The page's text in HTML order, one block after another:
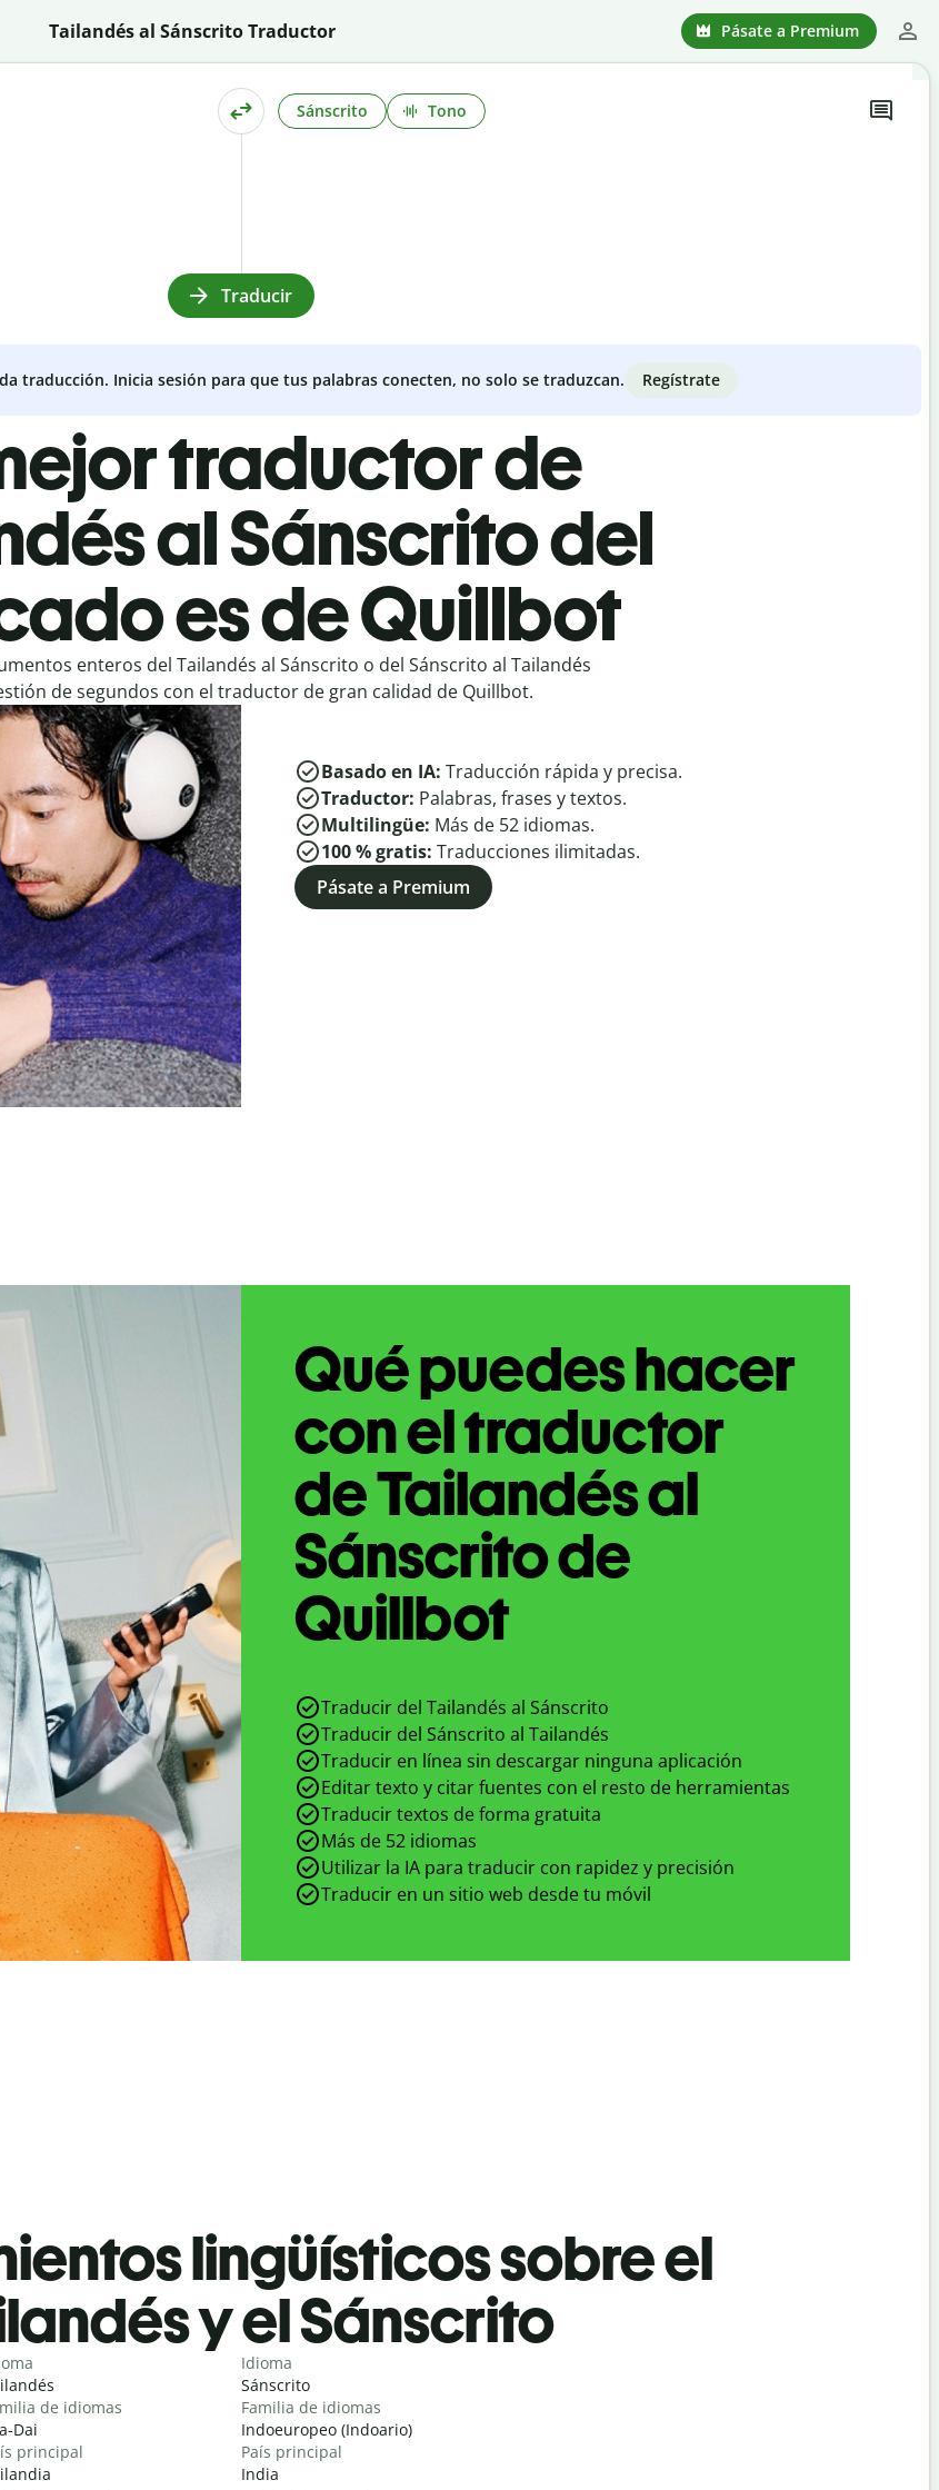
Tailandés al Sánscrito Traductor Pásate a Premium
Sánscrito Tono
Traducir
traducción. Inicia sesión para que tus palabras conecten, no solo se traduzcan. Regístrate
traductor de
al Sánscrito del
es de Quillbot
enteros del Tailandés al Sánscrito o del Sánscrito al Tailandés
de segundos con el traductor de gran calidad de Quillbot.
Basado en IA: Traducción rápida y precisa.
Traductor: Palabras, frases y textos.
Multilingüe: Más de 52 idiomas.
100 % gratis: Traducciones ilimitadas.
Pásate a Premium
Qué puedes hacer
con el traductor
de Tailandés al
Sánscrito de
Quillbot
Traducir del Tailandés al Sánscrito
Traducir del Sánscrito al Tailandés
Traducir en línea sin descargar ninguna aplicación
Editar texto y citar fuentes con el resto de herramientas
Traducir textos de forma gratuita
Más de 52 idiomas
Utilizar la IA para traducir con rapidez y precisión
Traducir en un sitio web desde tu móvil
lingüísticos sobre el
y el Sánscrito
de idiomas
Dai
principal
Idioma
Sánscrito
Familia de idiomas
Indoeuropeo (Indoario)
País principal
India